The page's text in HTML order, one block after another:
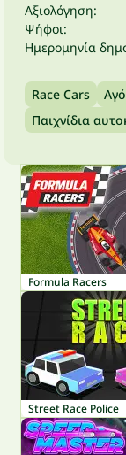
Αξιολόγηση:
Ψήφοι:
Ημερομηνία
Race Cars
Παιχνίδια
Formula Racers
Street Race Police